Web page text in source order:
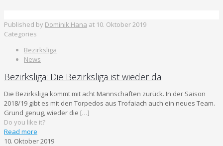
Published by Dominik Hana at 10. Oktober 2019
Categories
Bezirksliga
News
Bezirksliga: Die Bezirksliga ist wieder da
Die Bezirksliga kommt mit acht Mannschaften zurück. In der Saison
2018/19 gibt es mit den Torpedos aus Trofaiach auch ein neues Team.
Grund genug, wieder die […]
Do you like it?
Read more
10. Oktober 2019